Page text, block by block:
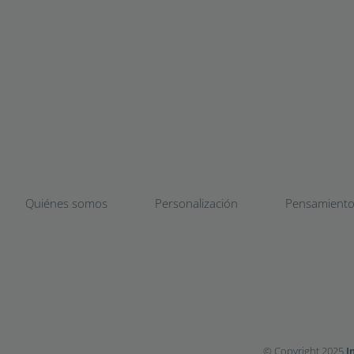
Quiénes somos Personalización Pensamiento
© Copyright 2025